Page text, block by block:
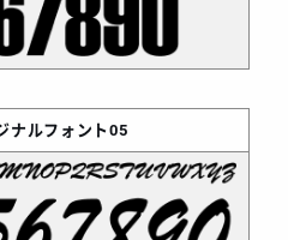
ナルフォント05